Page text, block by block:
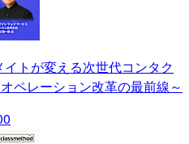
イトが変える次世代コンタク
ペレーション改革の最前線～